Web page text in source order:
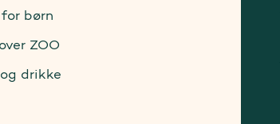
børn
ZOO
drikke